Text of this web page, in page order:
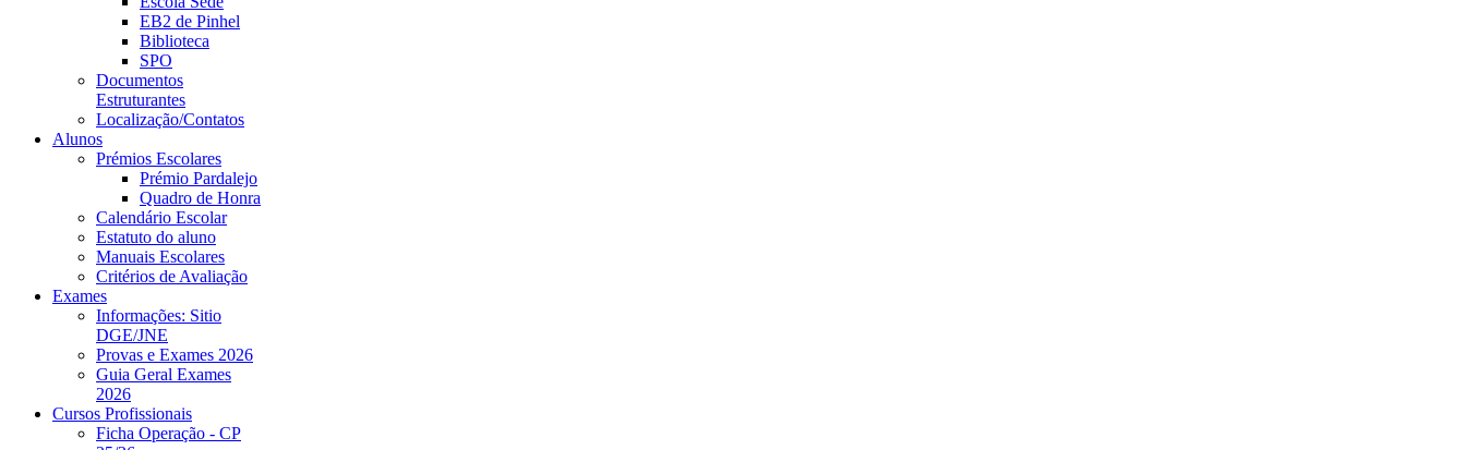
EB2 de Pinhel
Biblioteca
SPO
Documentos
Estruturantes
Localização/Contatos
Alunos
Prémios Escolares
Prémio Pardalejo
Quadro de Honra
Calendário Escolar
Estatuto do aluno
Manuais Escolares
Critérios de Avaliação
Exames
Informações: Sitio
DGE/JNE
Provas e Exames 2026
Guia Geral Exames
2026
Cursos Profissionais
Ficha Operação - CP